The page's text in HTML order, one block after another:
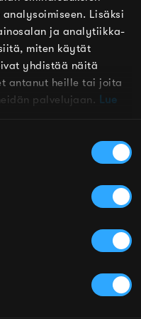
Lisäksi
ja analytiikka-
miten käytät
yhdistää näitä
antanut heille tai joita
palvelujaan. Lue
lumileikit, ohut